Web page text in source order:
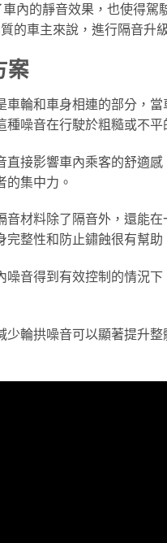
內的靜音效果，也使得
的車主來說，進行隔音升
案
車輪和車身相連的部分，
種噪音在行駛於粗糙或不平
直接影響車內乘客的舒適
的集中力。
音材料除了隔音外，還能
完整性和防止鏽蝕很有幫助
噪音得到有效控制的情況
少輪拱噪音可以顯著提升